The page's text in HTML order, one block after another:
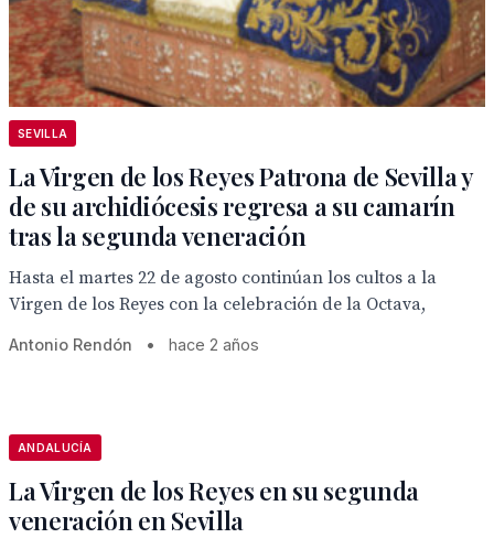
SEVILLA
La Virgen de los Reyes Patrona de Sevilla y
de su archidiócesis regresa a su camarín
tras la segunda veneración
Hasta el martes 22 de agosto continúan los cultos a la
Virgen de los Reyes con la celebración de la Octava,
Antonio Rendón • hace 2 años
ANDALUCÍA
La Virgen de los Reyes en su segunda
veneración en Sevilla